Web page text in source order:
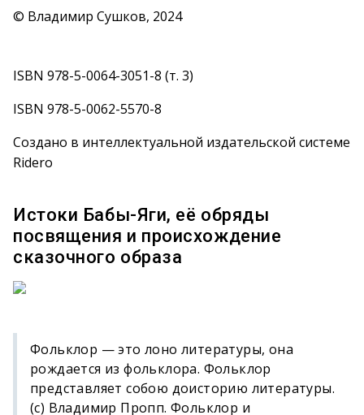
© Владимир Сушков, 2024
ISBN 978-5-0064-3051-8 (т. 3)
ISBN 978-5-0062-5570-8
Создано в интеллектуальной издательской системе
Ridero
Истоки Бабы-Яги, её обряды
посвящения и происхождение
сказочного образа
Фольклор — это лоно литературы, она
рождается из фольклора. Фольклор
представляет собою доисторию литературы.
(с) Владимир Пропп. Фольклор и